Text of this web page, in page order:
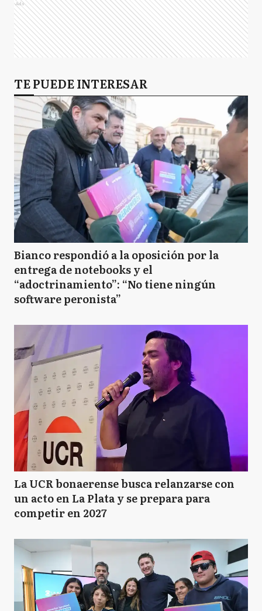
Ads
TE PUEDE INTERESAR
Bianco respondió a la oposición por la
entrega de notebooks y el
“adoctrinamiento”: “No tiene ningún
software peronista”
La UCR bonaerense busca relanzarse con
un acto en La Plata y se prepara para
competir en 2027